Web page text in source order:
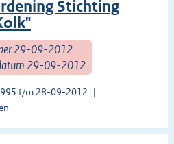
Stichting
29-09-2012
29-09-2012
t/m 28-09-2012